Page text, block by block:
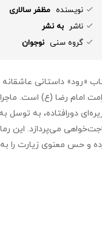
نویسنده مظفر سالاری
ناشر به نشر
گروه سنی نوجوان
«رود» داستانی
امام رضا (ع) است.
دورافتاده، به توسل
می‌پردازد. این
و حس معنوی زیارت را